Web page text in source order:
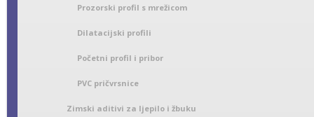
Prozorski profil s mrežicom
Dilatacijski profili
Početni profil i pribor
PVC pričvrsnice
Zimski aditivi za ljepilo i žbuku